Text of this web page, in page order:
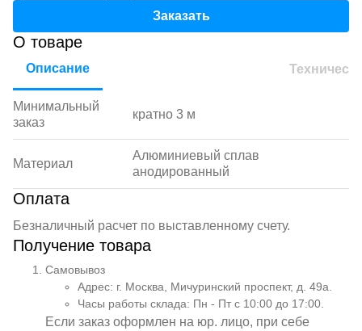
Заказать
О товаре
Описание
Минимальный
заказ
кратно 3 м
Материал
Алюминиевый сплав
анодированный
Оплата
Безналичный расчет по выставленному счету.
Получение товара
Самовывоз
Адрес: г. Москва, Мичуринский проспект, д. 49а.
Часы работы склада: Пн - Пт с 10:00 до 17:00.
Если заказ оформлен на юр. лицо, при себе